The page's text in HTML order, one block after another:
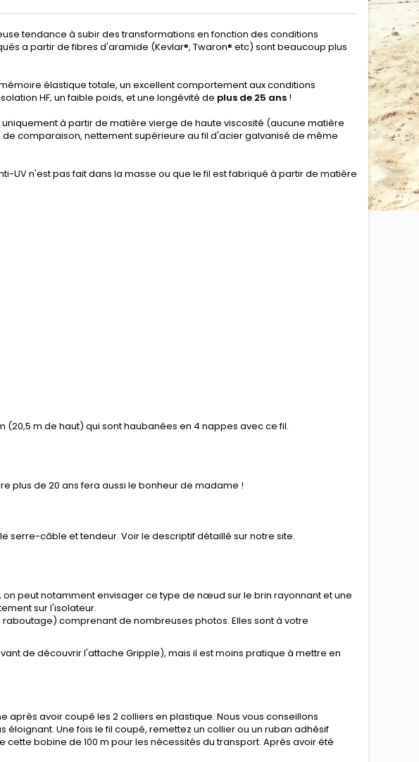
tendance à subir des transformations en fonction des conditions
a partir de fibres d'aramide (Kevlar®, Twaron® etc) sont beaucoup plus
élastique totale, un excellent comportement aux conditions
HF, un faible poids, et une longévité de plus de 25 ans !
uniquement à partir de matière vierge de haute viscosité (aucune matière
comparaison, nettement supérieure au fil d'acier galvanisé de même
UV n'est pas fait dans la masse ou que le fil est fabriqué à partir de matière
m de haut) qui sont haubanées en 4 nappes avec ce fil.
plus de 20 ans fera aussi le bonheur de madame !
serre-câble et tendeur. Voir le descriptif détaillé sur notre site.
peut notamment envisager ce type de nœud sur le brin rayonnant et une
sur l'isolateur.
comprenant de nombreuses photos. Elles sont à votre
de découvrir l'attache Gripple), mais il est moins pratique à mettre en
après avoir coupé les 2 colliers en plastique. Nous vous conseillons
éloignant. Une fois le fil coupé, remettez un collier ou un ruban adhésif
bobine de 100 m pour les nécessités du transport. Après avoir été